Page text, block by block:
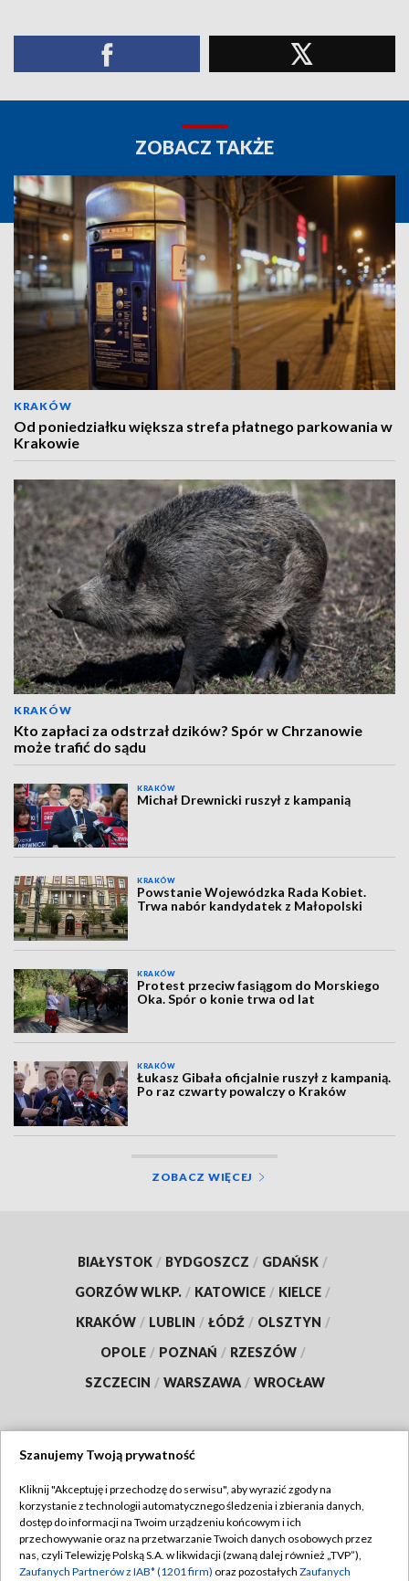
ZOBACZ TAKŻE
KRAKÓW
Od poniedziałku większa strefa płatnego parkowania w
Krakowie
KRAKÓW
Kto zapłaci za odstrzał dzików? Spór w Chrzanowie
może trafić do sądu
KRAKÓW
Michał Drewnicki ruszył z kampanią
KRAKÓW
Powstanie Wojewódzka Rada Kobiet.
Trwa nabór kandydatek z Małopolski
KRAKÓW
Protest przeciw fasiągom do Morskiego
Oka. Spór o konie trwa od lat
KRAKÓW
Łukasz Gibała oficjalnie ruszył z kampanią.
Po raz czwarty powalczy o Kraków
ZOBACZ WIĘCEJ
BIAŁYSTOK / BYDGOSZCZ / GDAŃSK /
GORZÓW WLKP. / KATOWICE / KIELCE /
KRAKÓW / LUBLIN / ŁÓDŹ / OLSZTYN /
OPOLE / POZNAŃ / RZESZÓW /
SZCZECIN / WARSZAWA / WROCŁAW
TVP
Abonament TVP
Emisja w TVP
Regulamin TVP
Polityka prywatności
Szanujemy Twoją prywatność
Kliknij "Akceptuję i przechodzę do serwisu", aby wyrazić zgody na
korzystanie z technologii automatycznego śledzenia i zbierania danych,
dostęp do informacji na Twoim urządzeniu końcowym i ich
przechowywanie oraz na przetwarzanie Twoich danych osobowych przez
nas, czyli Telewizję Polską S.A. w likwidacji (zwaną dalej również „TVP”),
Zaufanych Partnerów z IAB* (1201 firm) oraz pozostałych Zaufanych